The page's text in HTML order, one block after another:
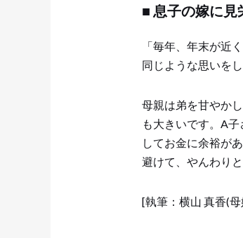
■ 息子の嫁に見
「毎年、年末が近
同じような思いを
母親は弟を甘やか
も大きいです。A
してお金に余裕が
避けて、やんわり
[執筆：横山 真香(